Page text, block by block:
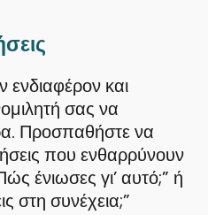
ενδιαφέρον και
σας να
Προσπαθήστε να
που ενθαρρύνουν
ένιωσες γι’ αυτό;” ή
στη συνέχεια;”